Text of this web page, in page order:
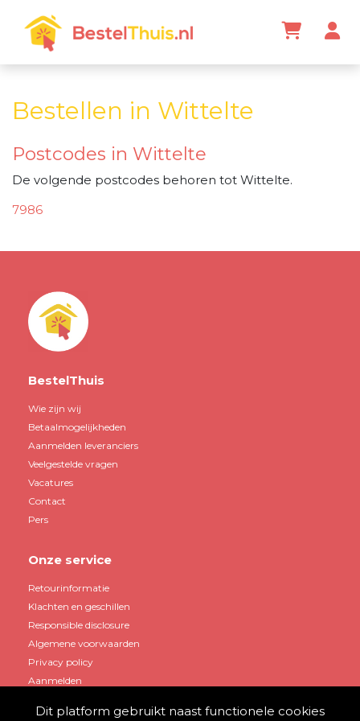
Bestellen in Wittelte
Postcodes in Wittelte
De volgende postcodes behoren tot Wittelte.
7986
BestelThuis
Wie zijn wij
Betaalmogelijkheden
Aanmelden leveranciers
Veelgestelde vragen
Vacatures
Contact
Pers
Onze service
Retourinformatie
Klachten en geschillen
Responsible disclosure
Algemene voorwaarden
Privacy policy
Aanmelden
Dit platform gebruikt naast functionele cookies